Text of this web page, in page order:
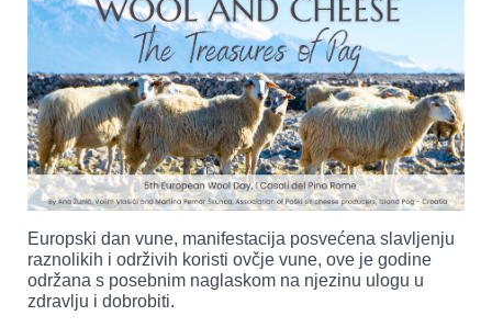
Europski dan vune, manifestacija posvećena slavljenju
raznolikih i održivih koristi ovčje vune, ove je godine
održana s posebnim naglaskom na njezinu ulogu u
zdravlju i dobrobiti.